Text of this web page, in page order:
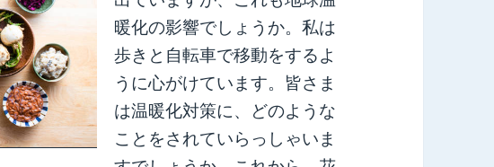
暖化の影響でしょうか。私は
歩きと自転車で移動をするよ
うに心がけています。皆さま
は温暖化対策に、どのような
ことをされていらっしゃいま